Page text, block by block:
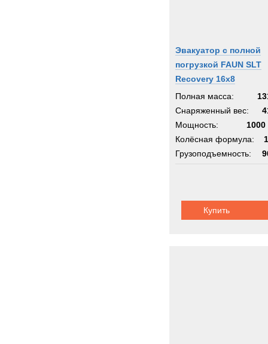
Эвакуатор с полной
погрузкой FAUN SLT
Recovery 16x8
Полная масса:
Снаряженный вес:
Мощность:
1000
Колёсная формула:
Грузоподъемность:
Купить